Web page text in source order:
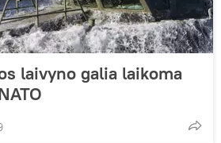
laivyno galia laikoma